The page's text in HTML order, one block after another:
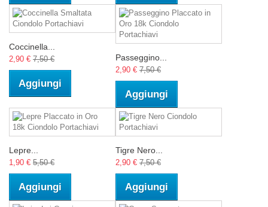
Coccinella...
2,90 € 7,50 €
Aggiungi
Passeggino...
2,90 € 7,50 €
Aggiungi
Lepre...
1,90 € 5,50 €
Aggiungi
Tigre Nero...
2,90 € 7,50 €
Aggiungi